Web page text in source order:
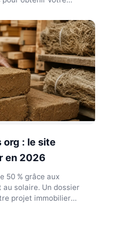
: le site
en 2026
50 % grâce aux
solaire. Un dossier
projet immobilier